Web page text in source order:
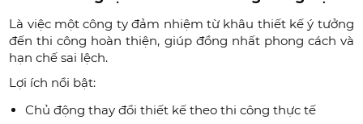
Là việc một công ty đảm nhiệm từ khâu thiết kế ý tưởng
đến thi công hoàn thiện, giúp đồng nhất phong cách và
hạn chế sai lệch.
Lợi ích nổi bật:
Chủ động thay đổi thiết kế theo thi công thực tế